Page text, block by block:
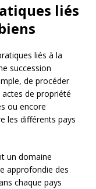
liés
liés à la
succession
de procéder
actes de propriété
ou encore
les différents pays
un domaine
approfondie des
chaque pays